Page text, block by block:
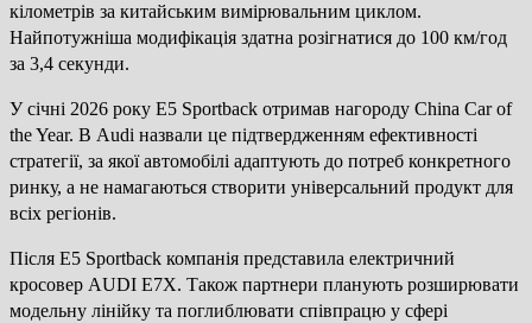
кілометрів за китайським вимірювальним циклом.
Найпотужніша модифікація здатна розігнатися до 100 км/год
за 3,4 секунди.
У січні 2026 року E5 Sportback отримав нагороду China Car of
the Year. В Audi назвали це підтвердженням ефективності
стратегії, за якої автомобілі адаптують до потреб конкретного
ринку, а не намагаються створити універсальний продукт для
всіх регіонів.
Після E5 Sportback компанія представила електричний
кросовер AUDI E7X. Також партнери планують розширювати
модельну лінійку та поглиблювати співпрацю у сфері